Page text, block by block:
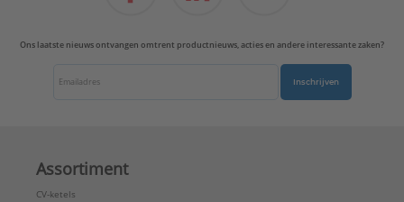
Type:
Verlengpijp
Serie:
Safe-PP
Ons laatste nieuws ontvangen omtrent productnieuws, acties en andere interessante zaken?
Inschrijven
Assortiment
CV-ketels